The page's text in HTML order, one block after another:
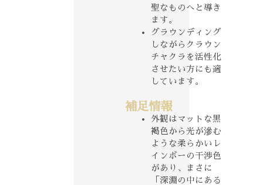
聖なものへと導き
ます。
グラウンディング
しながらクラウン
チャクラを活性化
させたい方にも適
しています。
補足情報
外観はマットな黒
褐色から光が滲む
ような柔らかいレ
インボーの干渉色
があり、まさに
「深淵の中にある